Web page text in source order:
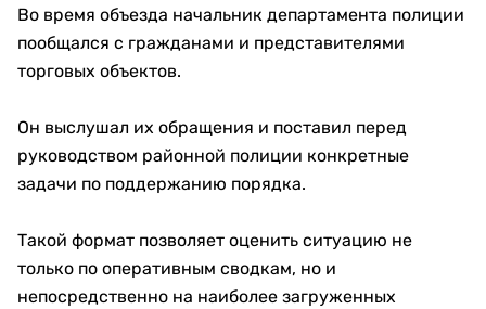
Во время объезда начальник департамента полиции
пообщался с гражданами и представителями
торговых объектов.
Он выслушал их обращения и поставил перед
руководством районной полиции конкретные
задачи по поддержанию порядка.
Такой формат позволяет оценить ситуацию не
только по оперативным сводкам, но и
непосредственно на наиболее загруженных